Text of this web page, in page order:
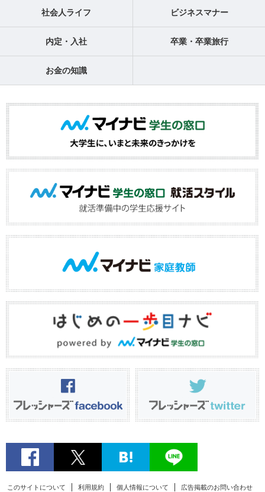
社会人ライフ ビジネスマナー
内定・入社 卒業・卒業旅行
お金の知識
このサイトについて 利用規約 個人情報について 広告掲載のお問い合わせ